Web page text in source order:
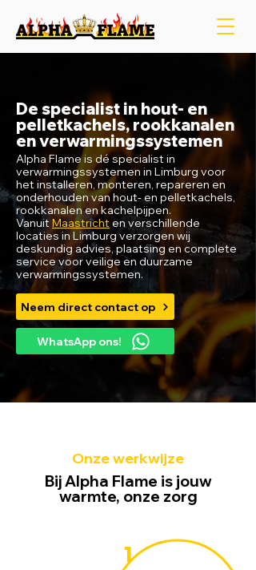
De specialist in hout- en
pelletkachels, rookkanalen
en verwarmingssystemen
Alpha Flame is dé specialist in
verwarmingssystemen in Limburg voor
het installeren, monteren, repareren en
onderhouden van hout- en pelletkachels,
rookkanalen en kachelpijpen.
VanuitMaastricht en verschillende
locaties in Limburg verzorgen wij
deskundig advies, plaatsing en complete
service voor veilige en duurzame
verwarmingssystemen.
Neem direct contact op
WhatsApp ons!
Onze werkwijze
Bij Alpha Flame is jouw
warmte, onze zorg
1